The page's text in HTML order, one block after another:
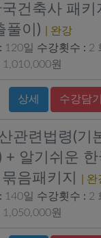
건축사 패키
풀이)
| 완강
120일 수강횟수 : 2
1,010,000원
상세 수강담기
관련법령(기
+ 알기쉬운
음패키지
|
140일 수강횟수 : 2
1,050,000원